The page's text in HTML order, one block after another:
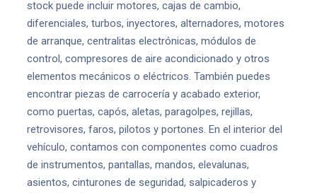
stock puede incluir motores, cajas de cambio,
diferenciales, turbos, inyectores, alternadores, motores
de arranque, centralitas electrónicas, módulos de
control, compresores de aire acondicionado y otros
elementos mecánicos o eléctricos. También puedes
encontrar piezas de carrocería y acabado exterior,
como puertas, capós, aletas, paragolpes, rejillas,
retrovisores, faros, pilotos y portones. En el interior del
vehículo, contamos con componentes como cuadros
de instrumentos, pantallas, mandos, elevalunas,
asientos, cinturones de seguridad, salpicaderos y